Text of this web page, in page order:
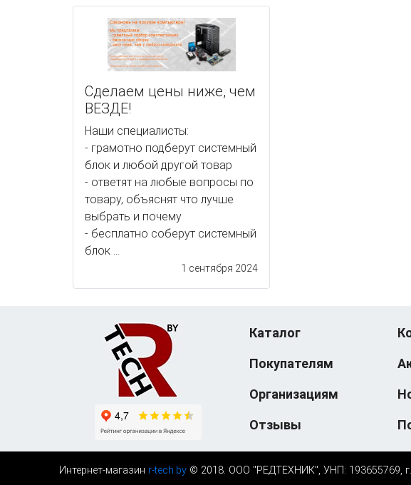
Сделаем цены ниже, чем
ВЕЗДЕ!
Наши специалисты:
- грамотно подберут системный
блок и любой другой товар
- ответят на любые вопросы по
товару, объяснят что лучше
выбрать и почему
- бесплатно соберут системный
блок ...
1 сентября 2024
Каталог
Покупателям
Организациям
Отзывы
Интернет-магазин r-tech.by © 2018. ООО "РЕДТЕХНИК", УНП: 193655769, г.